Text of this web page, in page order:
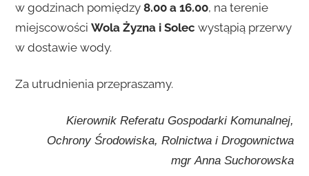
w godzinach pomiędzy 8.00 a 16.00, na terenie
miejscowości Wola Żyzna i Solec wystąpią przerwy
w dostawie wody.
Za utrudnienia przepraszamy.
Kierownik Referatu Gospodarki Komunalnej,
Ochrony Środowiska, Rolnictwa i Drogownictwa
mgr Anna Suchorowska